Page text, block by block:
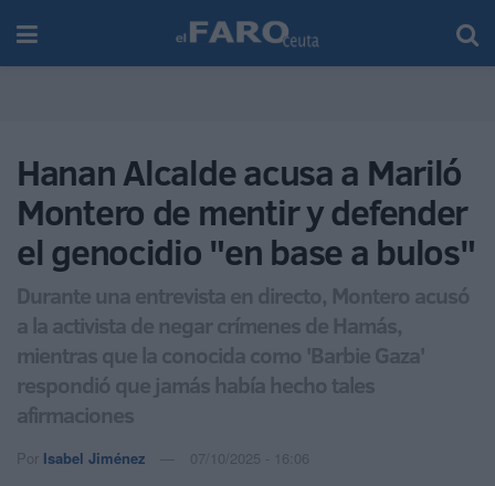
Hanan Alcalde acusa a Mariló
Montero de mentir y defender
el genocidio "en base a bulos"
Durante una entrevista en directo, Montero acusó
a la activista de negar crímenes de Hamás,
mientras que la conocida como 'Barbie Gaza'
respondió que jamás había hecho tales
afirmaciones
Por Isabel Jiménez 07/10/2025 - 16:06